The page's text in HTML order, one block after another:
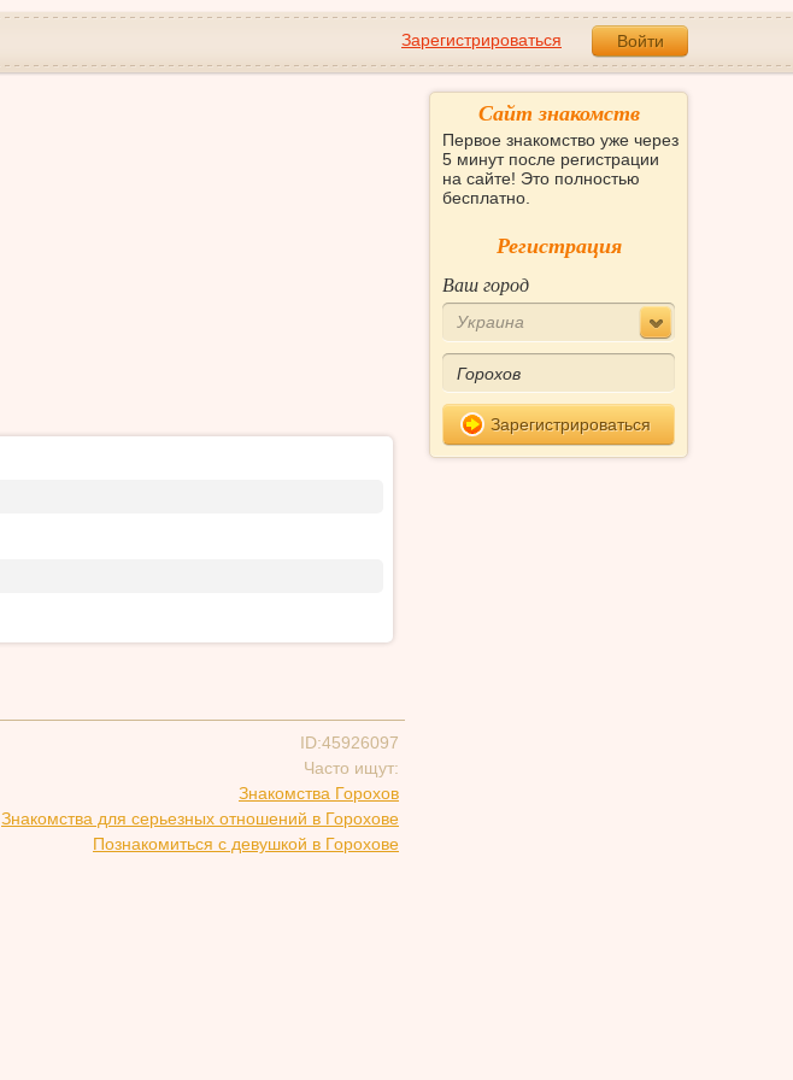
Зарегистрироваться Войти
ID:45926097
Часто ищут:
Знакомства Горохов
Знакомства для серьезных отношений в Горохове
Познакомиться с девушкой в Горохове
Сайт знакомств
Первое знакомство уже через
5 минут после регистрации
на сайте! Это полностью
бесплатно.
Регистрация
Ваш город
Украина
Зарегистрироваться